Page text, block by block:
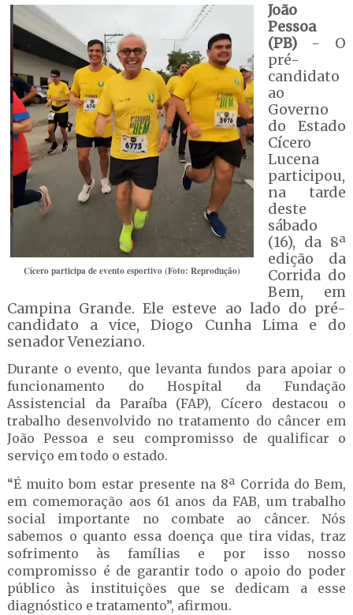
Cícero participa de evento esportivo (Foto: Reprodução)
João
Pessoa
(PB)- O
pré-
candidato
ao
Governo
do Estado
Cícero
Lucena
participou,
na tarde
deste
sábado
(16), da 8ª
edição da
Corrida do
Bem, em
Campina Grande. Ele esteve ao lado do pré-
candidato a vice, Diogo Cunha Lima e do
senador Veneziano.
Durante o evento, que levanta fundos para apoiar o
funcionamento do Hospital da Fundação
Assistencial da Paraíba (FAP), Cícero destacou o
trabalho desenvolvido no tratamento do câncer em
João Pessoa e seu compromisso de qualificar o
serviço em todo o estado.
“É muito bom estar presente na 8ª Corrida do Bem,
em comemoração aos 61 anos da FAB, um trabalho
social importante no combate ao câncer. Nós
sabemos o quanto essa doença que tira vidas, traz
sofrimento às famílias e por isso nosso
compromisso é de garantir todo o apoio do poder
público às instituições que se dedicam a esse
diagnóstico e tratamento”, afirmou.